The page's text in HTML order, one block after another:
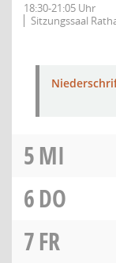
18:30-21:05 Uhr
Sitzungssaal
5MI
6DO
7FR